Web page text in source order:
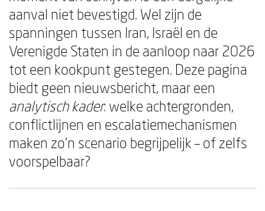
aanval niet bevestigd. Wel zijn de
spanningen tussen Iran, Israël en de
Verenigde Staten in de aanloop naar 2026
tot een kookpunt gestegen. Deze pagina
biedt geen nieuwsbericht, maar een
analytisch kader: welke achtergronden,
conflictlijnen en escalatiemechanismen
maken zo'n scenario begrijpelijk – of zelfs
voorspelbaar?